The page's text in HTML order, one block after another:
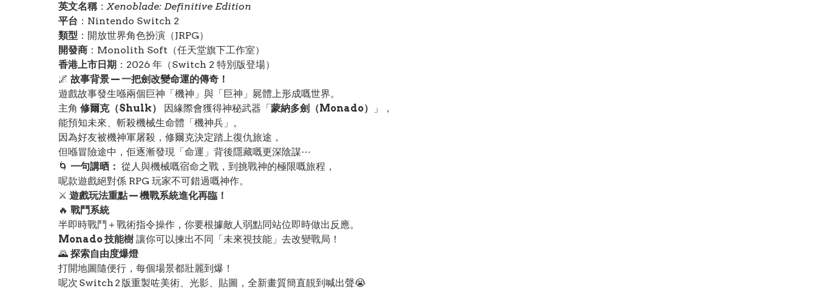
英文名稱 ：Xenoblade: Definitive Edition
平台 ：Nintendo Switch 2
類型 ：開放世界角色扮演（JRPG）
開發商 ：Monolith Soft（任天堂旗下工作室）
香港上市日期 ：2026 年（Switch 2 特別版登場）
🌌 故事背景 — 一把劍改變命運的傳奇！
遊戲故事發生喺兩個巨神「機神」與「巨神」屍體上形成嘅世界。
主角 修爾克（Shulk） 因緣際會獲得神秘武器「 蒙納多劍（Monado）
」，
能預知未來、斬殺機械生命體「機神兵」。
因為好友被機神軍屠殺，修爾克決定踏上復仇旅途，
但喺冒險途中，佢逐漸發現「命運」背後隱藏嘅更深陰謀⋯
🌀 一句講晒： 從人與機械嘅宿命之戰，到挑戰神的極限嘅旅程，
呢款遊戲絕對係 RPG 玩家不可錯過嘅神作。
⚔️ 遊戲玩法重點 — 機戰系統進化再臨！
🔥 戰鬥系統
半即時戰鬥＋戰術指令操作，你要根據敵人弱點同站位即時做出反應。
Monado 技能樹 讓你可以揀出不同「未來視技能」去改變戰局！
🌄 探索自由度爆燈
打開地圖隨便行，每個場景都壯麗到爆！
呢次 Switch 2 版重製咗美術、光影、貼圖，全新畫質簡直靚到喊出聲😭